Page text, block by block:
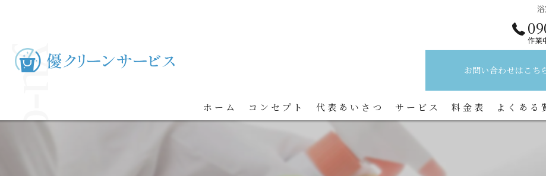
作業
お問い合わせはこち
ホーム コンセプト 代表あいさつ サービス 料金表 よくある